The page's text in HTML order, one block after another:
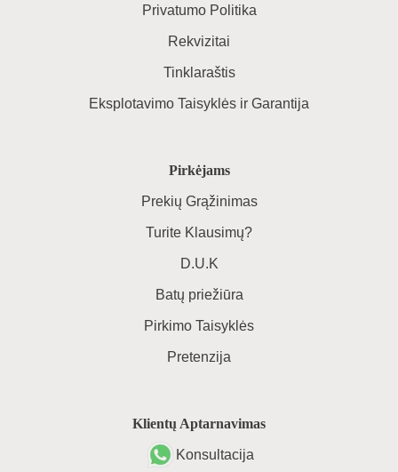
Privatumo Politika
Rekvizitai
Tinklaraštis
Eksplotavimo Taisyklės ir Garantija
Pirkėjams
Prekių Grąžinimas
Turite Klausimų?
D.U.K
Batų priežiūra
Pirkimo Taisyklės
Pretenzija
Klientų Aptarnavimas
Konsultacija